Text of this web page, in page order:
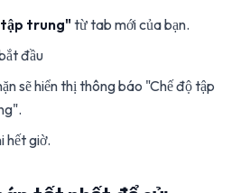
tập trung"từ tab mới của bạn.
đầu
sẽ hiển thị thông báo "Chế độ tập
hết giờ.